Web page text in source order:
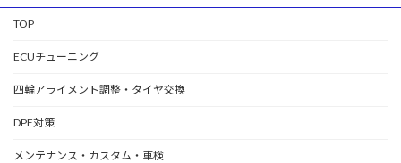
TOP
ECUチューニング
四輪アライメント調整・タイヤ交換
DPF対策
メンテナンス・カスタム・車検